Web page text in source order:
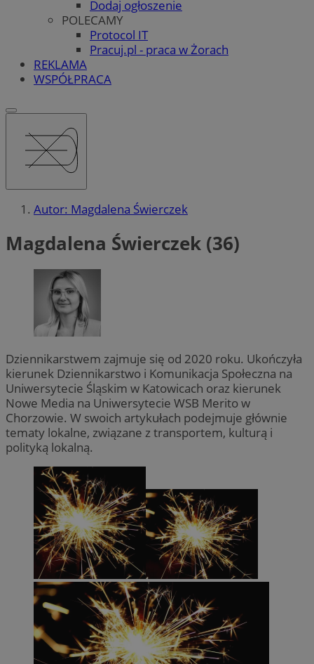
Dodaj ogłoszenie
POLECAMY
Protocol IT
Pracuj.pl - praca w Żorach
REKLAMA
WSPÓŁPRACA
Autor: Magdalena Świerczek
Magdalena Świerczek (36)
Dziennikarstwem zajmuje się od 2020 roku. Ukończyła
kierunek Dziennikarstwo i Komunikacja Społeczna na
Uniwersytecie Śląskim w Katowicach oraz kierunek
Nowe Media na Uniwersytecie WSB Merito w
Chorzowie. W swoich artykułach podejmuje głównie
tematy lokalne, związane z transportem, kulturą i
polityką lokalną.